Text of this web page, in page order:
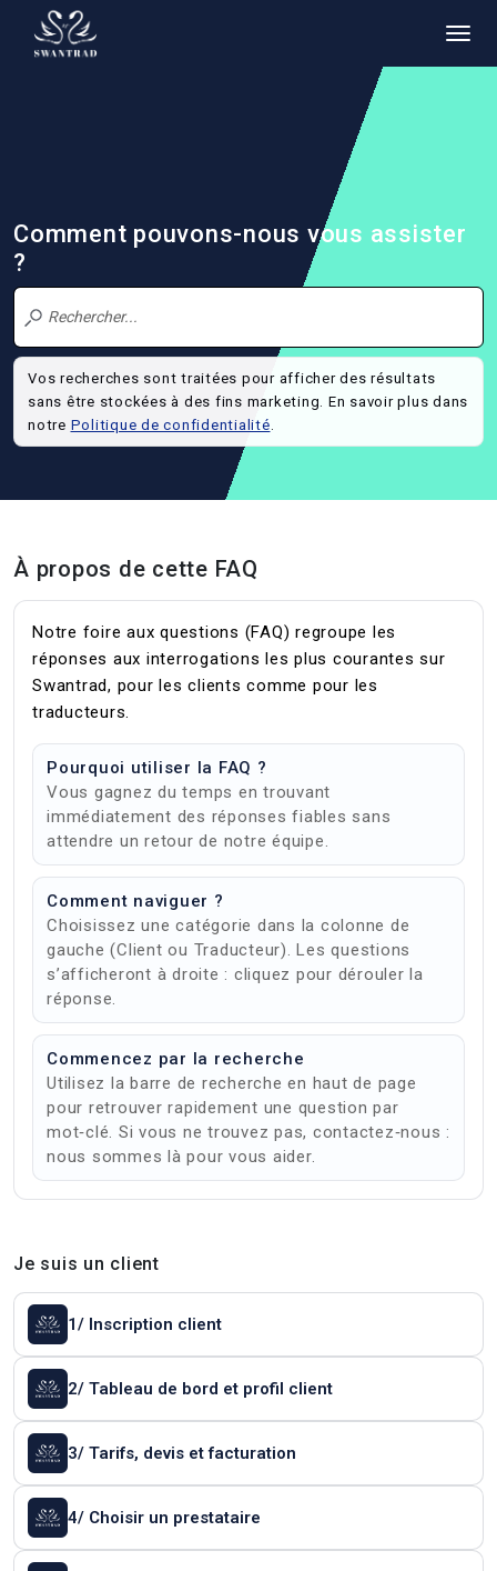
Comment pouvons-nous vous assister
?
Vos recherches sont traitées pour afficher des résultats
sans être stockées à des fins marketing. En savoir plus dans
notre Politique de confidentialité.
À propos de cette FAQ
Notre foire aux questions (FAQ) regroupe les
réponses aux interrogations les plus courantes sur
Swantrad, pour les clients comme pour les
traducteurs.
Pourquoi utiliser la FAQ ?
Vous gagnez du temps en trouvant
immédiatement des réponses fiables sans
attendre un retour de notre équipe.
Comment naviguer ?
Choisissez une catégorie dans la colonne de
gauche (Client ou Traducteur). Les questions
s’afficheront à droite : cliquez pour dérouler la
réponse.
Commencez par la recherche
Utilisez la barre de recherche en haut de page
pour retrouver rapidement une question par
mot‑clé. Si vous ne trouvez pas, contactez‑nous :
nous sommes là pour vous aider.
Je suis un client
1/ Inscription client
2/ Tableau de bord et profil client
3/ Tarifs, devis et facturation
4/ Choisir un prestataire